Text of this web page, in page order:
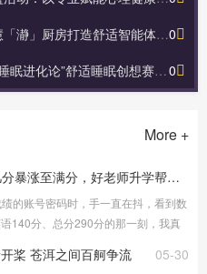
0
」厨房打造舒适智能体验空间
0
化论”舒适睡眠创想赛启动！
More +
数学从十几分暴涨至满分，好老师升学帮助力学员上演逆袭神话！
的账号密码时，手一直在抖，看到数
140分、总分290分的那一刻，我真
中职业技术学院的陈铭仍激动不已。
05-30
桨 苍洱之间百舸争流